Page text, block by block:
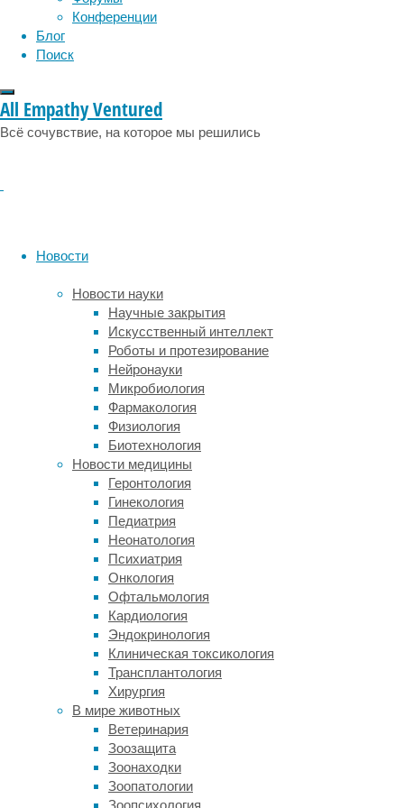
Конференции
Блог
Поиск
All Empathy Ventured
Всё сочувствие, на которое мы решились
Новости
Новости науки
Научные закрытия
Искусственный интеллект
Роботы и протезирование
Нейронауки
Микробиология
Фармакология
Физиология
Биотехнология
Новости медицины
Геронтология
Гинекология
Педиатрия
Неонатология
Психиатрия
Онкология
Офтальмология
Кардиология
Эндокринология
Клиническая токсикология
Трансплантология
Хирургия
В мире животных
Ветеринария
Зоозащита
Зоонаходки
Зоопатологии
Зоопсихология
17/07/2023,
14:21
социальные
проблемы,
экология
мире
никто
специально
подсчитывал.
Поэтому
Африке
Азии
планета
целом
зачастую
оставалась
курсе,
оценить
ситуацию
числом
жертв